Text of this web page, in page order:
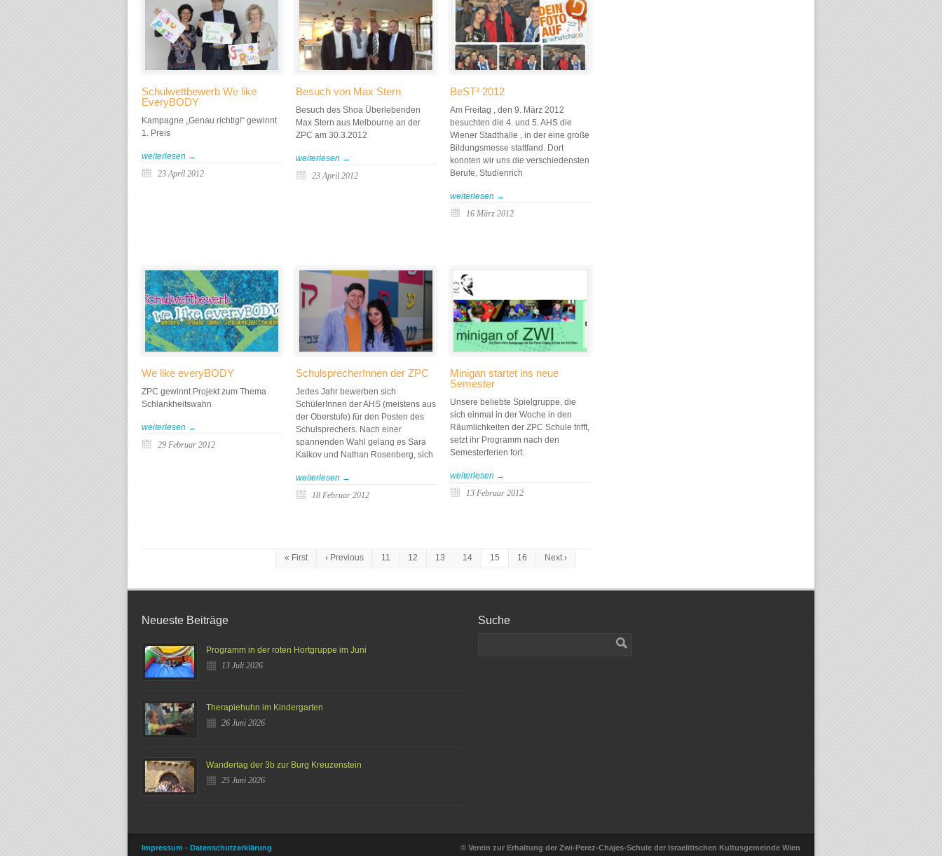
Schulwettbewerb We like
EveryBODY
Kampagne „Genau richtig!“ gewinnt
1. Preis
weiterlesen →
23 April 2012
Besuch von Max Stern
Besuch des Shoa Überlebenden
Max Stern aus Melbourne an der
ZPC am 30.3.2012
weiterlesen →
23 April 2012
BeST³ 2012
Am Freitag , den 9. März 2012
besuchten die 4. und 5. AHS die
Wiener Stadthalle , in der eine große
Bildungsmesse stattfand. Dort
konnten wir uns die verschiedensten
Berufe, Studienrich
weiterlesen →
16 März 2012
We like everyBODY
ZPC gewinnt Projekt zum Thema
Schlankheitswahn
weiterlesen →
29 Februar 2012
SchulsprecherInnen der ZPC
Jedes Jahr bewerben sich
SchülerInnen der AHS (meistens aus
der Oberstufe) für den Posten des
Schulsprechers. Nach einer
spannenden Wahl gelang es Sara
Kaikov und Nathan Rosenberg, sich
weiterlesen →
18 Februar 2012
Minigan startet ins neue
Semester
Unsere beliebte Spielgruppe, die
sich einmal in der Woche in den
Räumlichkeiten der ZPC Schule trifft,
setzt ihr Programm nach den
Semesterferien fort.
weiterlesen →
13 Februar 2012
« First ‹ Previous 11 12 13 14 15 16 Next ›
Neueste Beiträge
Programm in der roten Hortgruppe im Juni
13 Juli 2026
Therapiehuhn im Kindergarten
26 Juni 2026
Wandertag der 3b zur Burg Kreuzenstein
25 Juni 2026
Suche
Impressum - Datenschutzerklärung © Verein zur Erhaltung der Zwi-Perez-Chajes-Schule der Israelitischen Kultusgemeinde Wien